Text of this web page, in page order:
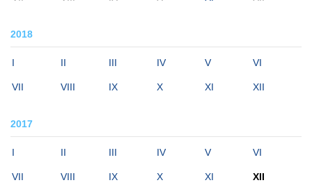
2018
I II III IV V VI
VII VIII IX X XI XII
2017
I II III IV V VI
VII VIII IX X XI XII